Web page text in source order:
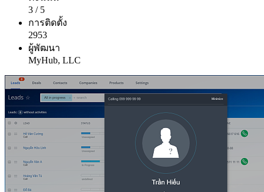
3 / 5
การติดตั้ง
2953
ผู้พัฒนา
MyHub, LLC